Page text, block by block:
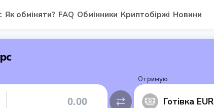
Як обміняти? FAQ Обмінники Криптобіржі Новини
Отримую
Готівка EUR